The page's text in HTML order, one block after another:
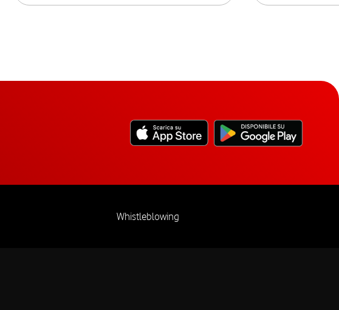
Whistleblowing